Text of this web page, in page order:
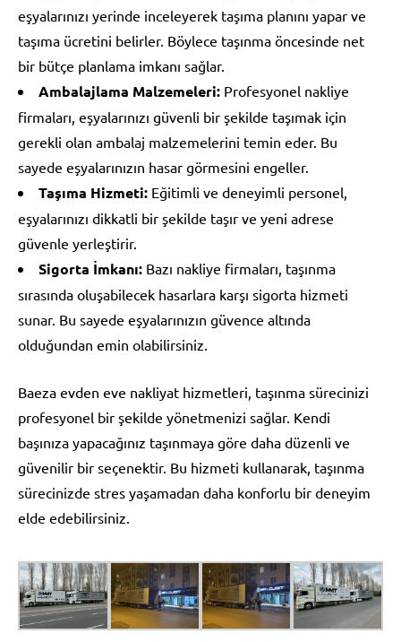
eşyalarınızı yerinde inceleyerek taşıma planını yapar ve
taşıma ücretini belirler. Böylece taşınma öncesinde net
bir bütçe planlama imkanı sağlar.
Ambalajlama Malzemeleri: Profesyonel nakliye
firmaları, eşyalarınızı güvenli bir şekilde taşımak için
gerekli olan ambalaj malzemelerini temin eder. Bu
sayede eşyalarınızın hasar görmesini engeller.
Taşıma Hizmeti: Eğitimli ve deneyimli personel,
eşyalarınızı dikkatli bir şekilde taşır ve yeni adrese
güvenle yerleştirir.
Sigorta İmkanı: Bazı nakliye firmaları, taşınma
sırasında oluşabilecek hasarlara karşı sigorta hizmeti
sunar. Bu sayede eşyalarınızın güvence altında
olduğundan emin olabilirsiniz.
Baeza evden eve nakliyat hizmetleri, taşınma sürecinizi
profesyonel bir şekilde yönetmenizi sağlar. Kendi
başınıza yapacağınız taşınmaya göre daha düzenli ve
güvenilir bir seçenektir. Bu hizmeti kullanarak, taşınma
sürecinizde stres yaşamadan daha konforlu bir deneyim
elde edebilirsiniz.